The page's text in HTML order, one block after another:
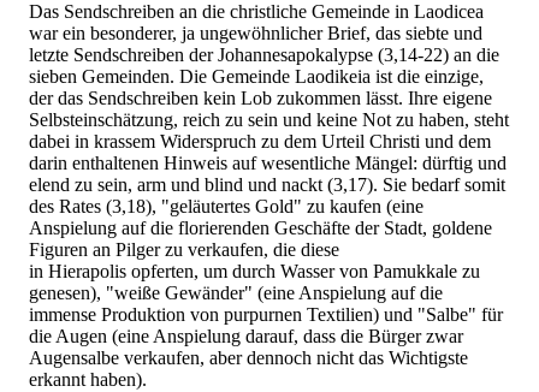
Das Sendschreiben an die christliche Gemeinde in Laodicea
war ein besonderer, ja ungewöhnlicher Brief, das siebte und
letzte Sendschreiben der Johannesapokalypse (3,14-22) an die
sieben Gemeinden. Die Gemeinde Laodikeia ist die einzige,
der das Sendschreiben kein Lob zukommen lässt. Ihre eigene
Selbsteinschätzung, reich zu sein und keine Not zu haben, steht
dabei in krassem Widerspruch zu dem Urteil Christi und dem
darin enthaltenen Hinweis auf wesentliche Mängel: dürftig und
elend zu sein, arm und blind und nackt (3,17). Sie bedarf somit
des Rates (3,18), "geläutertes Gold" zu kaufen (eine
Anspielung auf die florierenden Geschäfte der Stadt, goldene
Figuren an Pilger zu verkaufen, die diese
in Hierapolis opferten, um durch Wasser von Pamukkale zu
genesen), "weiße Gewänder" (eine Anspielung auf die
immense Produktion von purpurnen Textilien) und "Salbe" für
die Augen (eine Anspielung darauf, dass die Bürger zwar
Augensalbe verkaufen, aber dennoch nicht das Wichtigste
erkannt haben).